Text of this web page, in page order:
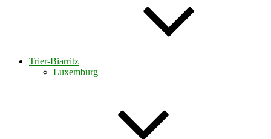
Trier-Biarritz
Luxemburg